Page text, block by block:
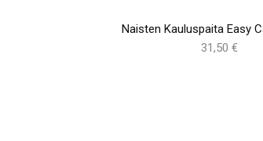
Naisten Kauluspaita Easy
31,50 €